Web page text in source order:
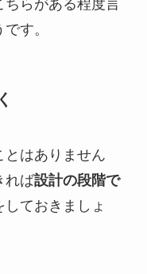
ちらがある程度言
す。
とはありません
れば設計の段階で
しておきましょ